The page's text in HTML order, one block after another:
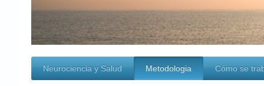
Neurociencia y Salud Metodologia Cómo se